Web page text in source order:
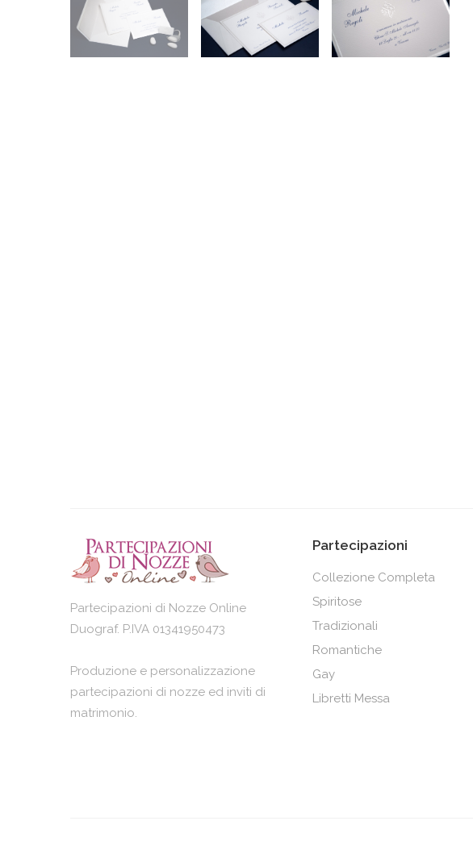
Partecipazioni di Nozze Online
Duograf. P.IVA 01341950473
Produzione e personalizzazione
partecipazioni di nozze ed inviti di
matrimonio.
Partecipazioni
Collezione Completa
Spiritose
Tradizionali
Romantiche
Gay
Libretti Messa